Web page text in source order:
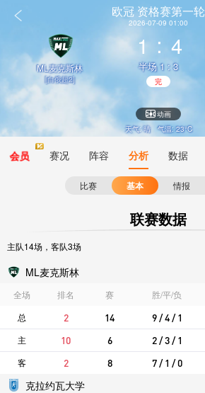
欧冠资格赛第一轮
2026-07-09 01:00
ML麦克斯林
[白俄超2]
1 4
半场 1 : 3
动画
天气: 晴
气温: 23°C
会员 赛况 阵容 分析 数据
比赛 基本 情报
联赛数据
主队14场，客队3场
ML麦克斯林
全场 排名 赛 胜/平/负
总
2 14 9 / 4 / 1
主 10 6 2 / 3 / 1
客 2 8 7 / 1 / 0
克拉约瓦大学